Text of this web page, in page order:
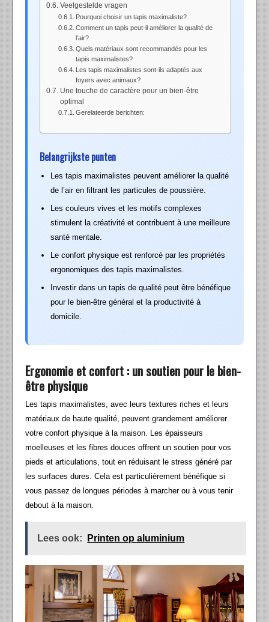
Veelgestelde vragen
Pourquoi choisir un tapis maximaliste?
Comment un tapis peut-il améliorer la qualité de
l’air?
Quels matériaux sont recommandés pour les
tapis maximalistes?
Les tapis maximalistes sont-ils adaptés aux
foyers avec animaux?
Une touche de caractère pour un bien-être
optimal
Gerelateerde berichten:
Belangrijkste punten
Les tapis maximalistes peuvent améliorer la qualité
de l’air en filtrant les particules de poussière.
Les couleurs vives et les motifs complexes
stimulent la créativité et contribuent à une meilleure
santé mentale.
Le confort physique est renforcé par les propriétés
ergonomiques des tapis maximalistes.
Investir dans un tapis de qualité peut être bénéfique
pour le bien-être général et la productivité à
domicile.
Ergonomie et confort : un soutien pour le bien-
être physique
Les tapis maximalistes, avec leurs textures riches et leurs
matériaux de haute qualité, peuvent grandement améliorer
votre confort physique à la maison. Les épaisseurs
moelleuses et les fibres douces offrent un soutien pour vos
pieds et articulations, tout en réduisant le stress généré par
les surfaces dures. Cela est particulièrement bénéfique si
vous passez de longues périodes à marcher ou à vous tenir
debout à la maison.
Lees ook: Printen op aluminium